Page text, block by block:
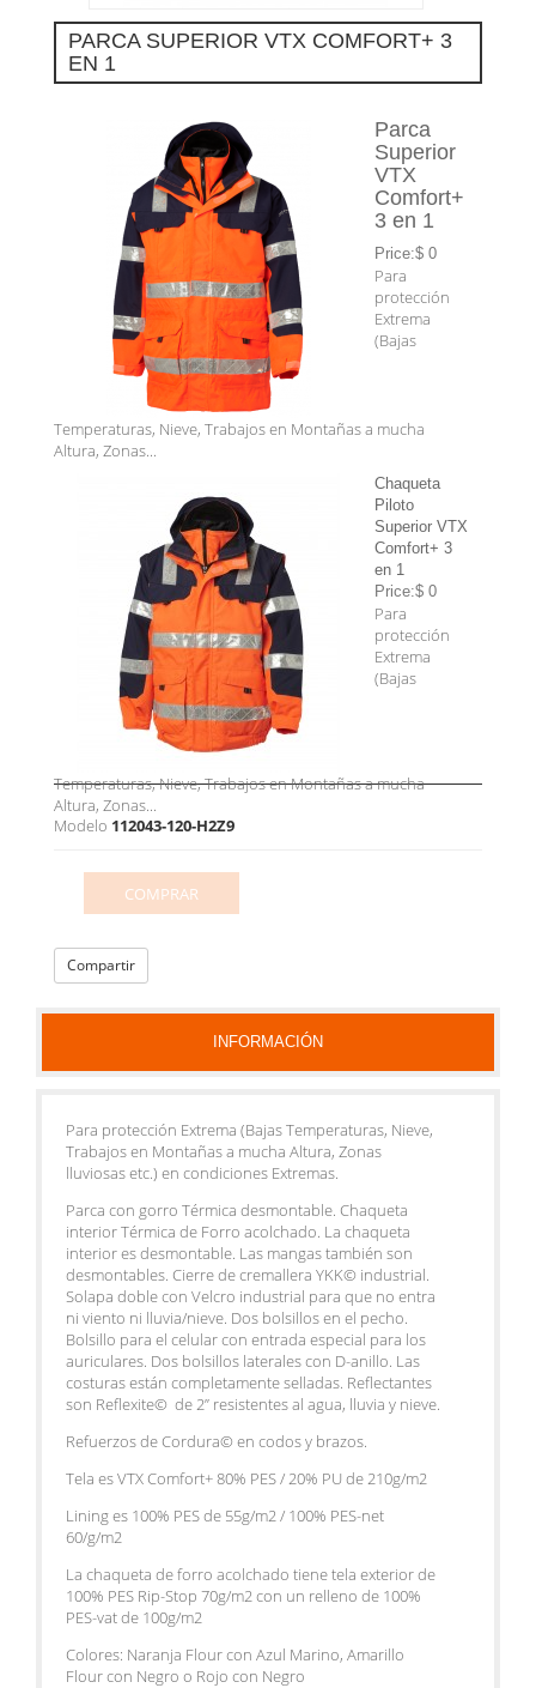
PARCA SUPERIOR VTX COMFORT+ 3
EN 1
Parca
Superior
VTX
Comfort+
3 en 1
Price:$ 0
Para
protección
Extrema
(Bajas
Temperaturas, Nieve, Trabajos en Montañas a mucha
Altura, Zonas...
Chaqueta
Piloto
Superior VTX
Comfort+ 3
en 1
Price:$ 0
Para
protección
Extrema
(Bajas
Temperaturas, Nieve, Trabajos en Montañas a mucha
Altura, Zonas...
Modelo 112043-120-H2Z9
COMPRAR
Compartir
INFORMACIÓN
Para protección Extrema (Bajas Temperaturas, Nieve,
Trabajos en Montañas a mucha Altura, Zonas
lluviosas etc.) en condiciones Extremas.
Parca con gorro Térmica desmontable. Chaqueta
interior Térmica de Forro acolchado. La chaqueta
interior es desmontable. Las mangas también son
desmontables. Cierre de cremallera YKK© industrial.
Solapa doble con Velcro industrial para que no entra
ni viento ni lluvia/nieve. Dos bolsillos en el pecho.
Bolsillo para el celular con entrada especial para los
auriculares. Dos bolsillos laterales con D-anillo. Las
costuras están completamente selladas. Reflectantes
son Reflexite© de 2” resistentes al agua, lluvia y nieve.
Refuerzos de Cordura© en codos y brazos.
Tela es VTX Comfort+ 80% PES / 20% PU de 210g/m2
Lining es 100% PES de 55g/m2 / 100% PES-net
60/g/m2
La chaqueta de forro acolchado tiene tela exterior de
100% PES Rip-Stop 70g/m2 con un relleno de 100%
PES-vat de 100g/m2
Colores: Naranja Flour con Azul Marino, Amarillo
Flour con Negro o Rojo con Negro